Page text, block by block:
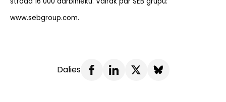
www.sebgroup.com.
Dalies